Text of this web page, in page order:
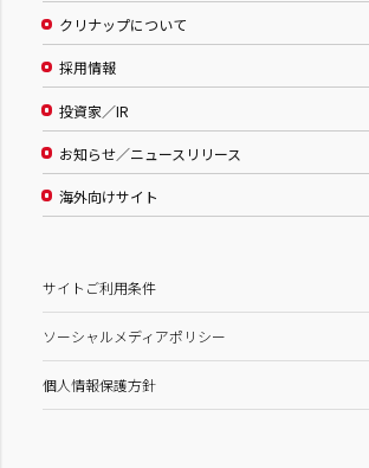
クリナップについて
採用情報
投資家／IR
お知らせ／ニュースリリース
海外向けサイト
サイトご利用条件
ソーシャルメディアポリシー
個人情報保護方針